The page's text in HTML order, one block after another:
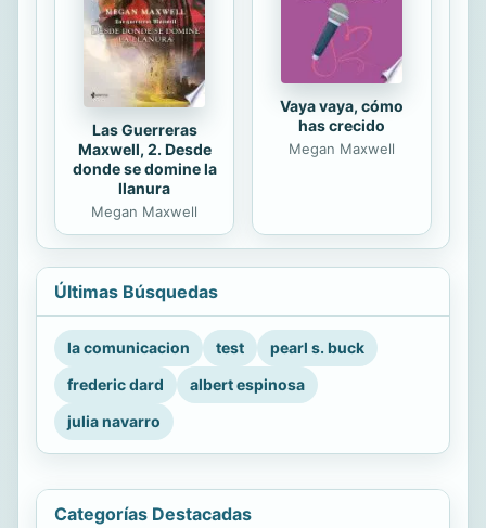
Las Guerreras
Maxwell, 2. Desde
donde se domine la
llanura
Megan Maxwell
Vaya vaya, cómo
has crecido
Megan Maxwell
Últimas Búsquedas
la comunicacion test
pearl s. buck
frederic dard
albert espinosa
julia navarro
Categorías Destacadas